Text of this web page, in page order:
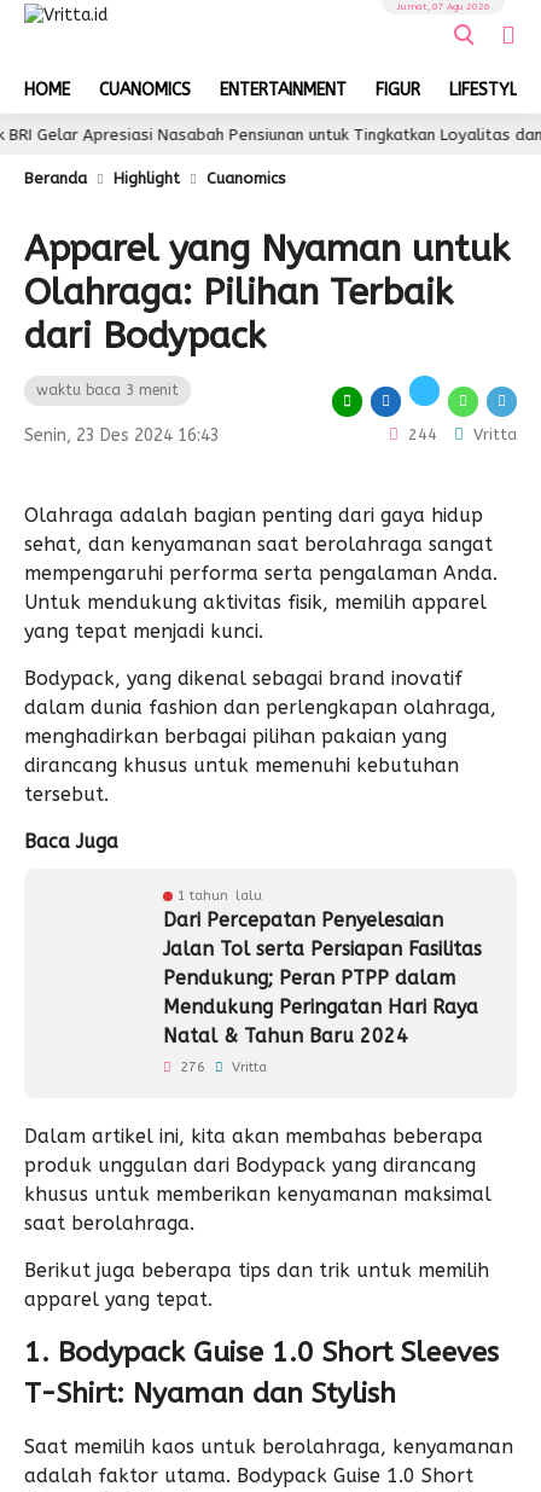
HOME CUANOMICS ENTERTAINMENT FIGUR LIFESTYLE
Jumat, 07 Agu 2026
Apresiasi Nasabah Pensiunan untuk Tingkatkan Loyalitas dan
Beranda Highlight Cuanomics
Apparel yang Nyaman untuk
Olahraga: Pilihan Terbaik
dari Bodypack
waktu baca 3 menit
Senin, 23 Des 2024 16:43 244 Vritta
Olahraga adalah bagian penting dari gaya hidup
sehat, dan kenyamanan saat berolahraga sangat
mempengaruhi performa serta pengalaman Anda.
Untuk mendukung aktivitas fisik, memilih apparel
yang tepat menjadi kunci.
Bodypack, yang dikenal sebagai brand inovatif
dalam dunia fashion dan perlengkapan olahraga,
menghadirkan berbagai pilihan pakaian yang
dirancang khusus untuk memenuhi kebutuhan
tersebut.
Baca Juga
1 tahun lalu
Dari Percepatan Penyelesaian
Jalan Tol serta Persiapan Fasilitas
Pendukung; Peran PTPP dalam
Mendukung Peringatan Hari Raya
Natal & Tahun Baru 2024
276 Vritta
Dalam artikel ini, kita akan membahas beberapa
produk unggulan dari Bodypack yang dirancang
khusus untuk memberikan kenyamanan maksimal
saat berolahraga.
Berikut juga beberapa tips dan trik untuk memilih
apparel yang tepat.
1. Bodypack Guise 1.0 Short Sleeves
T-Shirt: Nyaman dan Stylish
Saat memilih kaos untuk berolahraga, kenyamanan
adalah faktor utama. Bodypack Guise 1.0 Short